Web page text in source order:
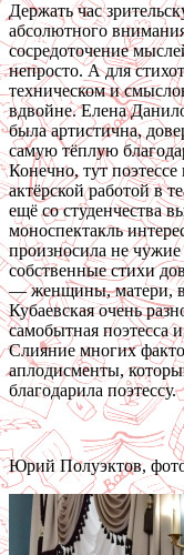
Держать час
абсолютного
сосредоточение
непросто. А для
техническом и
вдвойне. Елена
была артистична,
самую тёплую
Конечно, тут
актёрской работой в
ещё со студенчества
моноспектакль
произносила не чужие
собственные стихи
— женщины, матери,
Кубаевская очень
самобытная поэтесса
Слияние многих
аплодисменты,
благодарила поэтессу.
Юрий Полуэктов,